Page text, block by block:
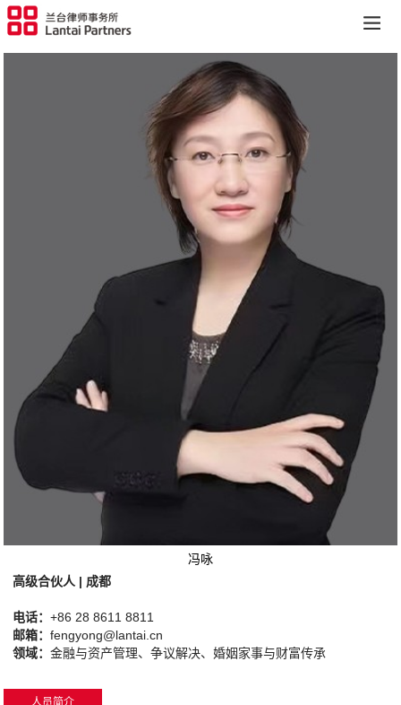
冯咏
高级合伙人 | 成都
电话：+86 28 8611 8811
邮箱：fengyong@lantai.cn
领域：金融与资产管理、争议解决、婚姻家事与财富传承
人员简介